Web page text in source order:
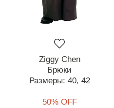
Ziggy Chen
Брюки
Размеры: 40, 42
50% OFF